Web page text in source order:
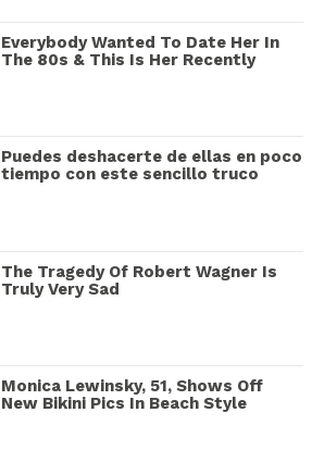
Everybody Wanted To Date Her In
The 80s & This Is Her Recently
Puedes deshacerte de ellas en poco
tiempo con este sencillo truco
The Tragedy Of Robert Wagner Is
Truly Very Sad
Monica Lewinsky, 51, Shows Off
New Bikini Pics In Beach Style